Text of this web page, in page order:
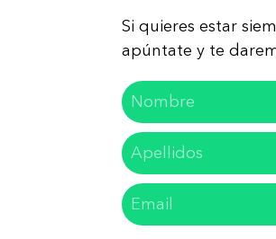
Si quieres estar
apúntate y te